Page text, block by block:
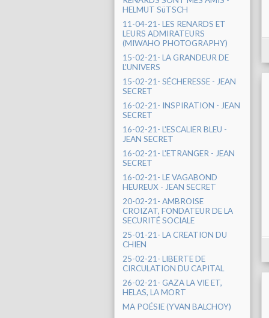
HELMUT SüTSCH
11-04-21- LES RENARDS ET
LEURS ADMIRATEURS
(MIWAHO PHOTOGRAPHY)
15-02-21- LA GRANDEUR DE
L'UNIVERS
15-02-21- SÉCHERESSE - JEAN
SECRET
16-02-21- INSPIRATION - JEAN
SECRET
16-02-21- L'ESCALIER BLEU -
JEAN SECRET
16-02-21- L'ETRANGER - JEAN
SECRET
16-02-21- LE VAGABOND
HEUREUX - JEAN SECRET
20-02-21- AMBROISE
CROIZAT, FONDATEUR DE LA
SECURITÉ SOCIALE
25-01-21- LA CREATION DU
CHIEN
25-02-21- LIBERTE DE
CIRCULATION DU CAPITAL
26-02-21- GAZA LA VIE ET,
HELAS, LA MORT
MA POÉSIE (YVAN BALCHOY)